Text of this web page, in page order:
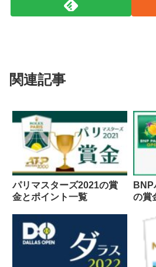
関連記事
パリマスターズ2021の賞
金とポイント一覧
の賞